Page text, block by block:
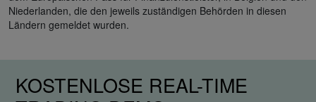
Niederlanden, die den jeweils zuständigen Behörden in diesen
Ländern gemeldet wurden.
KOSTENLOSE REAL-TIME